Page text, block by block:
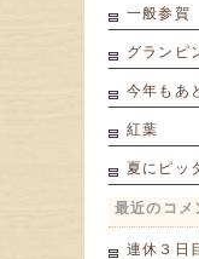
一般参賀
グランピ
今年もあ
紅葉
夏にピッ
最近のコメ
連休３日